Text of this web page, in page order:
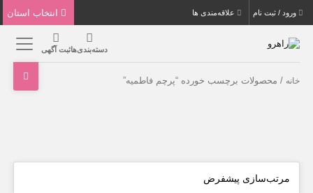
ورود / ثبت نام علاقه‌مندی ها
دسته‌بندی‌هاثبت آگهی
خانه / محصولات برچسب خورده “پرچم فاطمیه”